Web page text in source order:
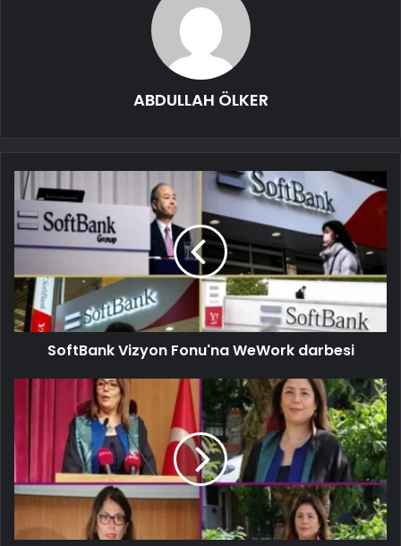
ABDULLAH ÖLKER
SoftBank Vizyon Fonu'na WeWork darbesi